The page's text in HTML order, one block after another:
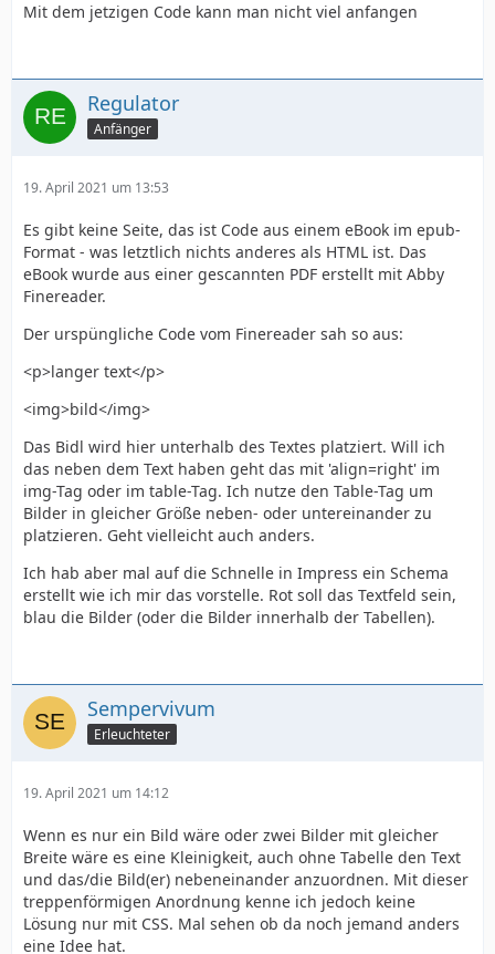
Mit dem jetzigen Code kann man nicht viel anfangen
Regulator
Anfänger
19. April 2021 um 13:53
Es gibt keine Seite, das ist Code aus einem eBook im epub-
Format - was letztlich nichts anderes als HTML ist. Das
eBook wurde aus einer gescannten PDF erstellt mit Abby
Finereader.
Der urspüngliche Code vom Finereader sah so aus:
<p>langer text</p>
<img>bild</img>
Das Bidl wird hier unterhalb des Textes platziert. Will ich
das neben dem Text haben geht das mit 'align=right' im
img-Tag oder im table-Tag. Ich nutze den Table-Tag um
Bilder in gleicher Größe neben- oder untereinander zu
platzieren. Geht vielleicht auch anders.
Ich hab aber mal auf die Schnelle in Impress ein Schema
erstellt wie ich mir das vorstelle. Rot soll das Textfeld sein,
blau die Bilder (oder die Bilder innerhalb der Tabellen).
Sempervivum
Erleuchteter
19. April 2021 um 14:12
Wenn es nur ein Bild wäre oder zwei Bilder mit gleicher
Breite wäre es eine Kleinigkeit, auch ohne Tabelle den Text
und das/die Bild(er) nebeneinander anzuordnen. Mit dieser
treppenförmigen Anordnung kenne ich jedoch keine
Lösung nur mit CSS. Mal sehen ob da noch jemand anders
eine Idee hat.